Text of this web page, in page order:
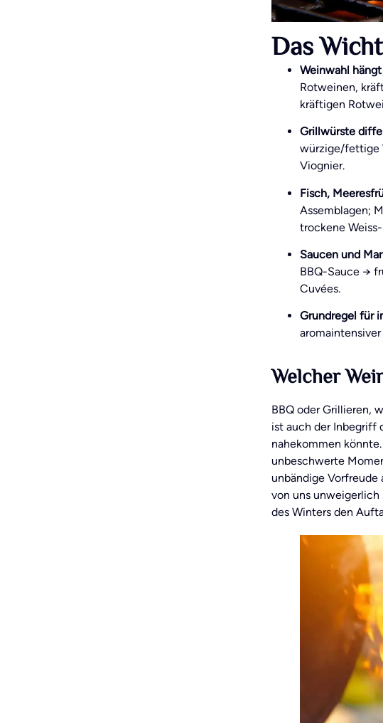
Das
Weinwahl
Rotweinen,
kräftigen
Grillwürste
würzige/fettige
Viognier.
Fisch,
Assemblagen;
trockene
Saucen und
BBQ-Sauce →
Cuvées.
Grundregel für
Welcher
BBQ oder Grillieren,
ist auch der Inbegriff
nahekommen
unbeschwerte
unbändige Vorfreude
von uns
des Winters den